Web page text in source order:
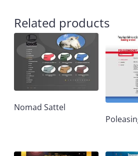
Related products
Nomad Sattel